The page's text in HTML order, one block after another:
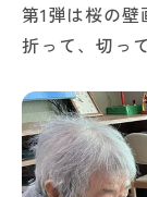
第1弾は桜の
折って、切っ